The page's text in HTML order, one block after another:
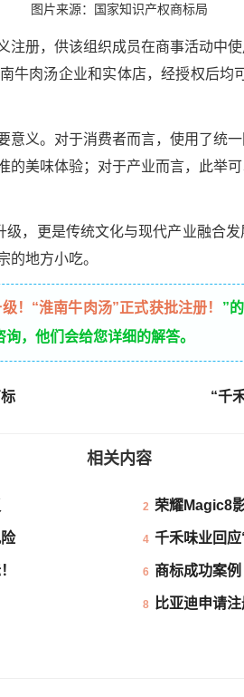
图片来源：国家知识产权商标局
注册，供该组织成员在商事活动中
牛肉汤企业和实体店，经授权后均
意义。对于消费者而言，使用了统
的美味体验；对于产业而言，此举
级，更是传统文化与现代产业融合
的地方小吃。
！“淮南牛肉汤”正式获批注册！ ”
询，他们会给您详细的解答。
“千
相关内容
2 荣耀Magic8
4 千禾味业回
6 商标成功案
8 比亚迪申请